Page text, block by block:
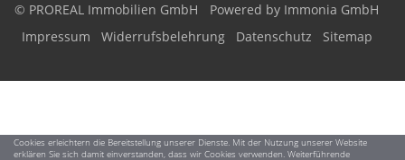
Cookies erleichtern die Bereitstellung unserer Dienste. Mit der Nutzung unserer Website
erklären Sie sich damit einverstanden, dass wir Cookies verwenden. Weiterführende
© PROREAL Immobilien GmbH
Powered by Immonia GmbH
Impressum
Widerrufsbelehrung Datenschutz Sitemap